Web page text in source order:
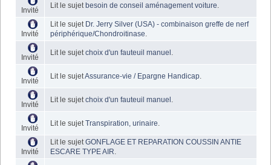
Invité
Lit le sujet besoin de conseil aménagement voiture.
Invité
Lit le sujet Dr. Jerry Silver (USA) - combinaison greffe de nerf
périphérique/Chondroitinase.
Invité
Lit le sujetchoix d'un fauteuil manuel .
Invité
Lit le sujetAssurance-vie / Epargne Handicap.
Invité
Lit le sujetchoix d'un fauteuil manuel .
Invité
Lit le sujetTranspiration, urinaire.
Invité
Lit le sujetGONFLAGE ET REPARATION COUSSIN ANTIE
ESCARE TYPE AIR.